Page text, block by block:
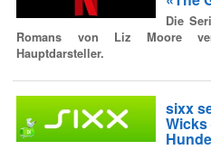
Die
Romans von Liz Moore
Hauptdarsteller.
sixx
Wicks